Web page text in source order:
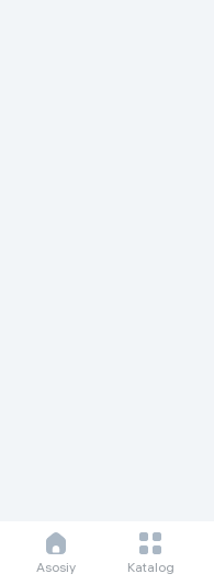
Asosiy Katalog